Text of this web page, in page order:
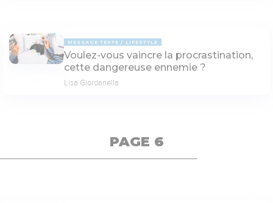
MESSAGE TEXTE LIFESTYLE
Voulez-vous vaincre la procrastination,
cette dangereuse ennemie ?
Lisa Giordanella
PAGE 6